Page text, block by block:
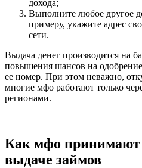
дохода;
Выполните любое другое
примеру, укажите адрес
сети.
Выдача денег производится на
повышения шансов на одобрение
ее номер. При этом неважно,
многие мфо работают только
регионами.
Как мфо принимают
выдаче займов